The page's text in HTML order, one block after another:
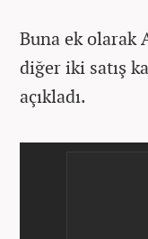
Buna ek olarak
diğer iki satış
açıkladı.